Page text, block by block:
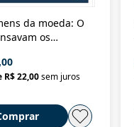
da moeda: O
os
(1985-
R$ 22,00sem juros